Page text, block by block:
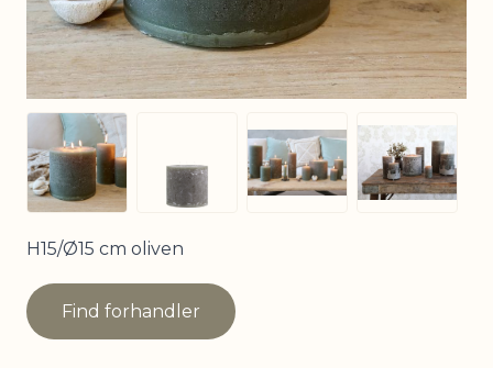
View larger imageView larger image
View larger image
View
H15/Ø15 cm oliven
Find forhandler